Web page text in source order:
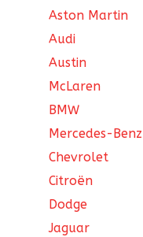
Aston Martin
Audi
Austin
McLaren
BMW
Mercedes-Benz
Chevrolet
Citroën
Dodge
Jaguar